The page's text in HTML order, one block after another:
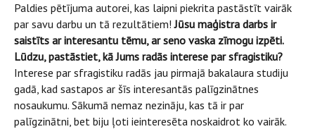
Paldies pētījuma autorei, kas laipni piekrita pastāstīt vairāk
par savu darbu un tā rezultātiem!Jūsu maģistra darbs ir
saistīts ar interesantu tēmu, ar seno vaska zīmogu izpēti.
Lūdzu, pastāstiet, kā Jums radās interese par sfragistiku?
Interese par sfragistiku radās jau pirmajā bakalaura studiju
gadā, kad sastapos ar šīs interesantās palīgzinātnes
nosaukumu. Sākumā nemaz nezināju, kas tā ir par
palīgzinātni, bet biju ļoti ieinteresēta noskaidrot ko vairāk.